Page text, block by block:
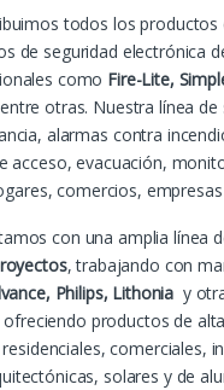
todos los productos
de seguridad electrónica
como Fire-Lite,
entre otras. Nuestra línea de
alarmas contra
acceso, evacuación,
comercios,
con una amplia línea
, trabajando con
Philips, Lithonia y
ofreciendo productos de
comerciales,
solares y de